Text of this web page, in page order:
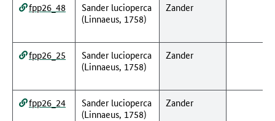
fpp26_48
Sander lucioperca
(Linnaeus, 1758)
Zander
fpp26_25
Sander lucioperca
(Linnaeus, 1758)
Zander
fpp26_24
Sander lucioperca
(Linnaeus, 1758)
Zander